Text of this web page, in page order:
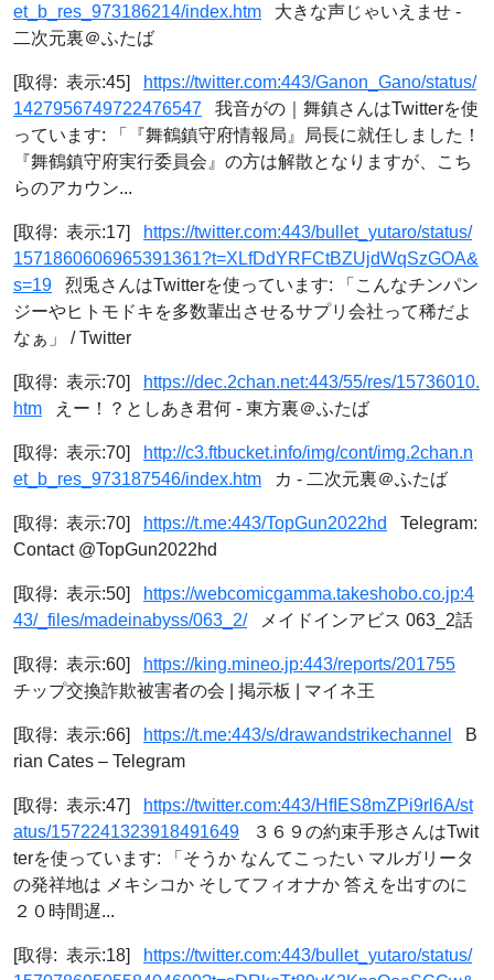
et_b_res_973186214/index.htm 大きな声じゃいえませ -
二次元裏＠ふたば
[取得: 表示:45]
https://twitter.com:443/Ganon_Gano/status/
1427956749722476547 我音がの｜舞鎮さんはTwitterを使
っています: 「『舞鶴鎮守府情報局』局長に就任しました！
『舞鶴鎮守府実行委員会』の方は解散となりますが、こち
らのアカウン...
[取得: 表示:17]
https://twitter.com:443/bullet_yutaro/status/
1571860606965391361?t=XLfDdYRFCtBZUjdWqSzGOA&
s=19 烈兎さんはTwitterを使っています: 「こんなチンパン
ジーやヒトモドキを多数輩出させるサプリ会社って稀だよ
なぁ」 / Twitter
[取得: 表示:70]
https://dec.2chan.net:443/55/res/15736010.
htm えー！？としあき君何 - 東方裏＠ふたば
[取得: 表示:70]
http://c3.ftbucket.info/img/cont/img.2chan.n
et_b_res_973187546/index.htm カ - 二次元裏＠ふたば
[取得: 表示:70] https://t.me:443/TopGun2022hd
Telegram:
Contact @TopGun2022hd
[取得: 表示:50]
https://webcomicgamma.takeshobo.co.jp:4
43/_files/madeinabyss/063_2/メイドインアビス 063_2話
[取得: 表示:60]
https://king.mineo.jp:443/reports/201755
チップ交換詐欺被害者の会 | 掲示板 | マイネ王
[取得: 表示:66] https://t.me:443/s/drawandstrikechannel
B
rian Cates – Telegram
[取得: 表示:47]
https://twitter.com:443/HfIES8mZPi9rl6A/st
atus/1572241323918491649 ３６９の約束手形さんはTwit
terを使っています: 「そうか なんてこったい マルガリータ
の発祥地は メキシコか そしてフィオナか 答えを出すのに
２０時間遅...
[取得: 表示:18]
https://twitter.com:443/bullet_yutaro/status/